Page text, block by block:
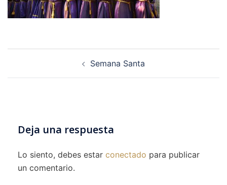
Navegación
entradas
Semana Santa
Deja una respuesta
Lo siento, debes estar conectado para publicar
un comentario.